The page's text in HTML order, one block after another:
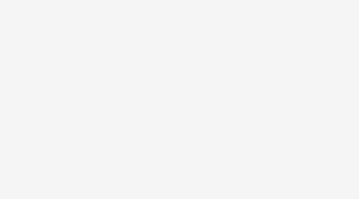
Ecclesiensis. Vol. 1-2. Pécs, 1874-1880. I. 493. p.GAMS, Pius Bonifac OSB: Series
1873. 377. p.
tekintetben. Pécs, 1845. 289.
1900. 335. p.
VII. Tomus, Typis et Sumptibus Matthiae Trattner, Pesthini, 1812. 257-261. p.
kar, vagyis főpapok és egyháznagyok életrajzgyűjteménye. Pécs, 1864. 64. p.
mecénás püspök, In: Pécsi-Baranyai Történelmi Arcképcsarnok CD-ROM, Dr. ÓDOR Imre,
2003.